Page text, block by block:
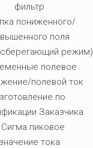
фильтр
пониженного/
поля
режим)
полевое
полевой ток
по
Заказчика
пиковое
значение тока